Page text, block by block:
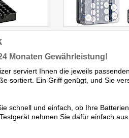
Monaten Gewährleistung!
serviert Ihnen die jeweils
sortiert. Ein Griff genügt, und Sie
schnell und einfach, ob Ihre
nehmen Sie dafür einfach